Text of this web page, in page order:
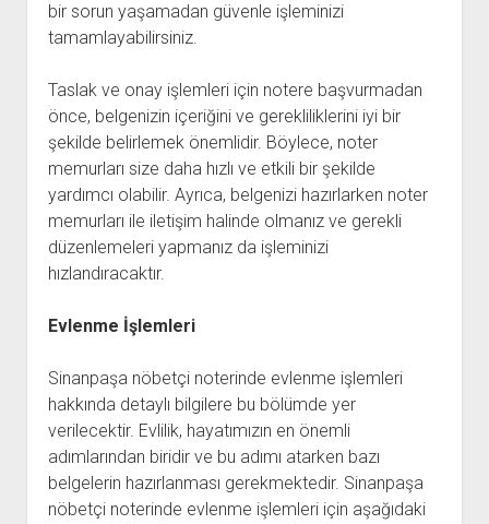
bir sorun yaşamadan güvenle işleminizi
tamamlayabilirsiniz.
Taslak ve onay işlemleri için notere başvurmadan
önce, belgenizin içeriğini ve gerekliliklerini iyi bir
şekilde belirlemek önemlidir. Böylece, noter
memurları size daha hızlı ve etkili bir şekilde
yardımcı olabilir. Ayrıca, belgenizi hazırlarken noter
memurları ile iletişim halinde olmanız ve gerekli
düzenlemeleri yapmanız da işleminizi
hızlandıracaktır.
Evlenme İşlemleri
Sinanpaşa nöbetçi noterinde evlenme işlemleri
hakkında detaylı bilgilere bu bölümde yer
verilecektir. Evlilik, hayatımızın en önemli
adımlarından biridir ve bu adımı atarken bazı
belgelerin hazırlanması gerekmektedir. Sinanpaşa
nöbetçi noterinde evlenme işlemleri için aşağıdaki